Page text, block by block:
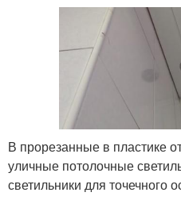
В прорезанные в пластике
уличные потолочные
светильники для точечного